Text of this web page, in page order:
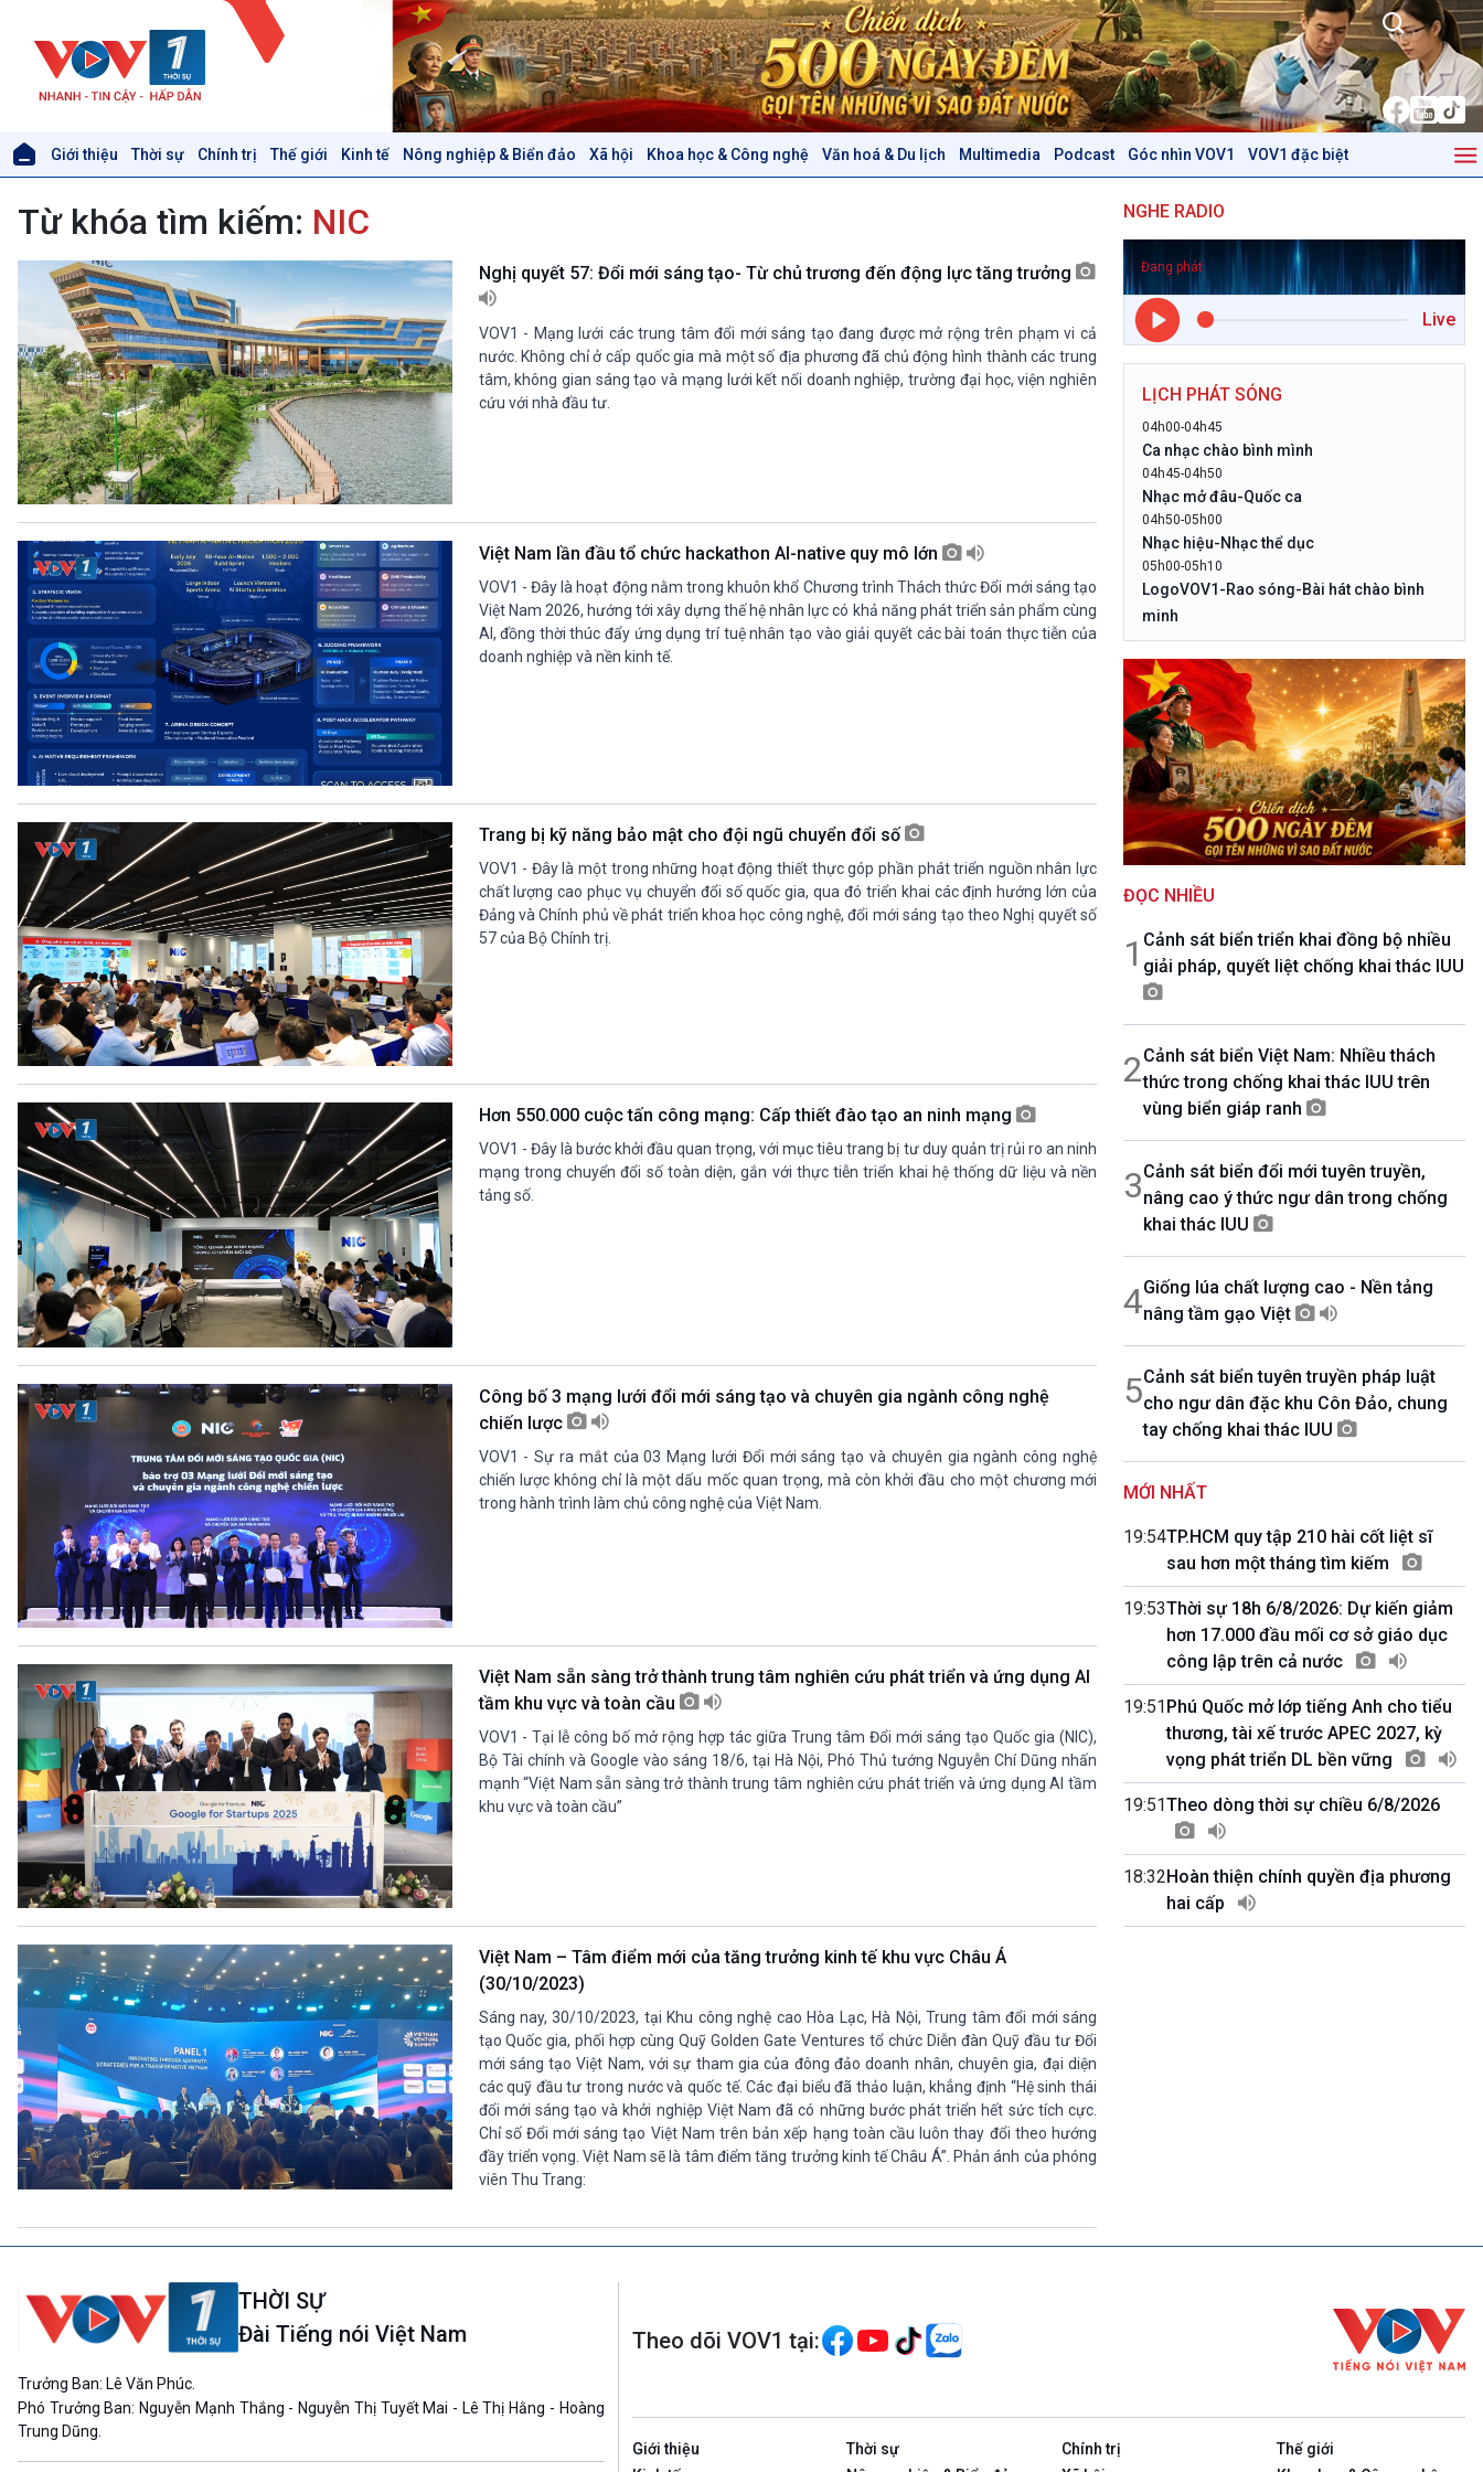
Giới thiệu Thời sự Chính trị Thế giới Kinh tế Nông nghiệp & Biển đảo Xã hội Khoa học & Công nghệ Văn hoá & Du lịch Multimedia Podcast Góc nhìn VOV1 VOV1 đặc biệt
Thời sự 6h
Thời sự 18h
Thời sự 21h30
Bản tin
Chuyên mục
Theo dòng Thời sự
Quốc hội với cử tri
Đảng trong cuộc sống
Nhận diện sự thật
Pháp luật và đời sống
Hồ sơ sự kiện quốc tế
Biên cương - Một dải vững
bền
Trước giờ mở cửa
Dòng chảy Kinh tế
Sức sống hàng Việt
Khởi nghiệp
Tuyên chiến với gian lận
thương mại
đảo
Mùa vàng
Biển đảo Việt Nam
Tâm tình biên giới và hải
đảo
Tìm hiểu biển, đảo Việt
Nam
Xã hội
Tin Đời sống & Xã hội
360 độ Sức khỏe
Tài nguyên và Môi trường
Chuyên gia của bạn
Xã hội chuyển động
Bước chân đến trường
Khoa học & Công nghệ
Tin Khoa học & Công nghệ
Kết nối công nghệ
khí hậu
E-Magazine
Góc nhìn VOV1
10 phút Sự kiện - Luận bàn
Câu chuyện thời sự
Dòng chảy sự kiện
Đối thoại
Chuyện đêm
VOV1 đặc biệt
Thanh âm ký sự
Chân dung cuộc sống
Các chương trình đặc biệt
Từ khóa tìm kiếm: NIC
Nghị quyết 57: Đổi mới sáng tạo- Từ chủ trương đến động lực tăng trưởng
VOV1 - Mạng lưới các trung tâm đổi mới sáng tạo đang được mở rộng trên phạm vi cả
nước. Không chỉ ở cấp quốc gia mà một số địa phương đã chủ động hình thành các trung
tâm, không gian sáng tạo và mạng lưới kết nối doanh nghiệp, trường đại học, viện nghiên
cứu với nhà đầu tư.
Việt Nam lần đầu tổ chức hackathon AI-native quy mô lớn
VOV1 - Đây là hoạt động nằm trong khuôn khổ Chương trình Thách thức Đổi mới sáng tạo
Việt Nam 2026, hướng tới xây dựng thế hệ nhân lực có khả năng phát triển sản phẩm cùng
AI, đồng thời thúc đẩy ứng dụng trí tuệ nhân tạo vào giải quyết các bài toán thực tiễn của
doanh nghiệp và nền kinh tế.
Trang bị kỹ năng bảo mật cho đội ngũ chuyển đổi số
VOV1 - Đây là một trong những hoạt động thiết thực góp phần phát triển nguồn nhân lực
chất lượng cao phục vụ chuyển đổi số quốc gia, qua đó triển khai các định hướng lớn của
Đảng và Chính phủ về phát triển khoa học công nghệ, đổi mới sáng tạo theo Nghị quyết số
57 của Bộ Chính trị.
Hơn 550.000 cuộc tấn công mạng: Cấp thiết đào tạo an ninh mạng
VOV1 - Đây là bước khởi đầu quan trọng, với mục tiêu trang bị tư duy quản trị rủi ro an ninh
mạng trong chuyển đổi số toàn diện, gắn với thực tiễn triển khai hệ thống dữ liệu và nền
tảng số.
Công bố 3 mạng lưới đổi mới sáng tạo và chuyên gia ngành công nghệ
chiến lược
VOV1 - Sự ra mắt của 03 Mạng lưới Đổi mới sáng tạo và chuyên gia ngành công nghệ
chiến lược không chỉ là một dấu mốc quan trọng, mà còn khởi đầu cho một chương mới
trong hành trình làm chủ công nghệ của Việt Nam.
Việt Nam sẵn sàng trở thành trung tâm nghiên cứu phát triển và ứng dụng AI
tầm khu vực và toàn cầu
VOV1 - Tại lễ công bố mở rộng hợp tác giữa Trung tâm Đổi mới sáng tạo Quốc gia (NIC),
Bộ Tài chính và Google vào sáng 18/6, tại Hà Nội, Phó Thủ tướng Nguyễn Chí Dũng nhấn
mạnh “Việt Nam sẵn sàng trở thành trung tâm nghiên cứu phát triển và ứng dụng AI tầm
khu vực và toàn cầu”
Việt Nam – Tâm điểm mới của tăng trưởng kinh tế khu vực Châu Á
(30/10/2023)
Sáng nay, 30/10/2023, tại Khu công nghệ cao Hòa Lạc, Hà Nội, Trung tâm đổi mới sáng
tạo Quốc gia, phối hợp cùng Quỹ Golden Gate Ventures tổ chức Diễn đàn Quỹ đầu tư Đổi
mới sáng tạo Việt Nam, với sự tham gia của đông đảo doanh nhân, chuyên gia, đại diện
các quỹ đầu tư trong nước và quốc tế. Các đại biểu đã thảo luận, khẳng định “Hệ sinh thái
đổi mới sáng tạo và khởi nghiệp Việt Nam đã có những bước phát triển hết sức tích cực.
Chỉ số Đổi mới sáng tạo Việt Nam trên bản xếp hạng toàn cầu luôn thay đổi theo hướng
đầy triển vọng. Việt Nam sẽ là tâm điểm tăng trưởng kinh tế Châu Á”. Phản ánh của phóng
viên Thu Trang:
NGHE RADIO
Đang phát
Live
LỊCH PHÁT SÓNG
04h00-04h45
Ca nhạc chào bình mình
04h45-04h50
Nhạc mở đâu-Quốc ca
04h50-05h00
Nhạc hiệu-Nhạc thể dục
05h00-05h10
LogoVOV1-Rao sóng-Bài hát chào bình
minh
05h10-05h20
Bản tin đầu ngày-Thời tiết
05h20-05h50
Mùa vàng
05h50-05h59
Quảng cáo
05h59-06h00
Nhạc top - Báo giờ
06h00-06h28
Thời sự sáng
Quảng cáo
Quân đội nhân dân
07h00-08h30
Theo dòng Thời sự
08h35-08h40
Quảng cáo
08h40-08h50
Quảng cáo
08h55-09h00
Chương trình đệm
09h15-09h30
Dòng chảy kinh tế
09h35-09h40
Quảng cáo
09h40-09h55
Quảng cáo
Nhập hệ VOV3
10h00-10h05
Bản tin thời sự
10h05-10h10
Quảng cáo
10h10-10h25
Dân tộc và phát triển
10h25-10h30
Quảng cáo
10h30-11h00
Vì an ninh Tổ quốc
11h00-11h05
Bản tin thể thao
11h05-11h10
Quảng cáo
Xã hội chuyển động
Dòng chảy kinh tế (phát lại)
ĐỌC NHIỀU
1 Cảnh sát biển triển khai đồng bộ nhiều
giải pháp, quyết liệt chống khai thác IUU
2Cảnh sát biển Việt Nam: Nhiều thách
thức trong chống khai thác IUU trên
vùng biển giáp ranh
3Cảnh sát biển đổi mới tuyên truyền,
nâng cao ý thức ngư dân trong chống
khai thác IUU
4Giống lúa chất lượng cao - Nền tảng
nâng tầm gạo Việt
5Cảnh sát biển tuyên truyền pháp luật
cho ngư dân đặc khu Côn Đảo, chung
tay chống khai thác IUU
MỚI NHẤT
19:54TP.HCM quy tập 210 hài cốt liệt sĩ
sau hơn một tháng tìm kiếm
19:53Thời sự 18h 6/8/2026: Dự kiến giảm
hơn 17.000 đầu mối cơ sở giáo dục
công lập trên cả nước
19:51Phú Quốc mở lớp tiếng Anh cho tiểu
thương, tài xế trước APEC 2027, kỳ
vọng phát triển DL bền vững
19:51Theo dòng thời sự chiều 6/8/2026
18:32Hoàn thiện chính quyền địa phương
hai cấp
THỜI SỰ
Đài Tiếng nói Việt Nam
Trưởng Ban: Lê Văn Phúc.
Phó Trưởng Ban: Nguyễn Mạnh Thắng - Nguyễn Thị Tuyết Mai - Lê Thị Hằng - Hoàng
Trung Dũng.
Theo dõi VOV1 tại:
Giới thiệu Thời sự Chính trị
Thế giới